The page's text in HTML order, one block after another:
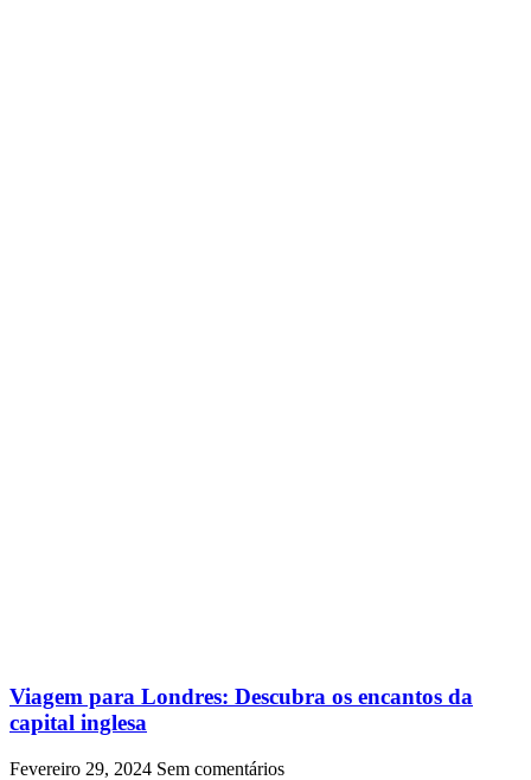
Viagem para Londres: Descubra os encantos da
capital inglesa
Fevereiro 29, 2024 Sem comentários